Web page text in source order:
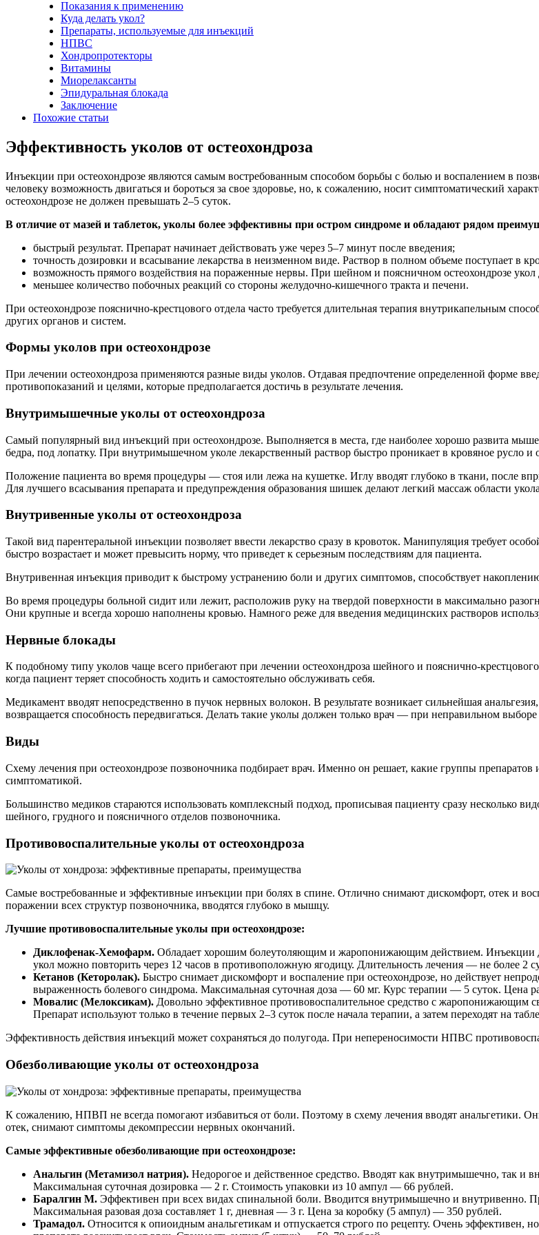
Показания к применению
Куда делать укол?
Препараты, используемые для инъекций
НПВС
Хондропротекторы
Витамины
Миорелаксанты
Эпидуральная блокада
Заключение
Похожие статьи
Эффективность уколов от остеохондроза
Инъекции при остеохондрозе являются самым востребованным способом борьбы с болью и воспалением в
человеку возможность двигаться и бороться за свое здоровье, но, к сожалению, носит симптоматический
остеохондрозе не должен превышать 2–5 суток.
В отличие от мазей и таблеток, уколы более эффективны при остром синдроме и обладают рядом
быстрый результат. Препарат начинает действовать уже через 5–7 минут после введения;
точность дозировки и всасывание лекарства в неизменном виде. Раствор в полном объеме поступает в
возможность прямого воздействия на пораженные нервы. При шейном и поясничном остеохондрозе
меньшее количество побочных реакций со стороны желудочно-кишечного тракта и печени.
При остеохондрозе пояснично-крестцового отдела часто требуется длительная терапия внутрикапельным
других органов и систем.
Формы уколов при остеохондрозе
При лечении остеохондроза применяются разные виды уколов. Отдавая предпочтение определенной форме
противопоказаний и целями, которые предполагается достичь в результате лечения.
Внутримышечные уколы от остеохондроза
Самый популярный вид инъекций при остеохондрозе. Выполняется в места, где наиболее хорошо развита
бедра, под лопатку. При внутримышечном уколе лекарственный раствор быстро проникает в кровяное русло и
Положение пациента во время процедуры — стоя или лежа на кушетке. Иглу вводят глубоко в ткани, после
Для лучшего всасывания препарата и предупреждения образования шишек делают легкий массаж области
Внутривенные уколы от остеохондроза
Такой вид парентеральной инъекции позволяет ввести лекарство сразу в кровоток. Манипуляция требует
быстро возрастает и может превысить норму, что приведет к серьезным последствиям для пациента.
Внутривенная инъекция приводит к быстрому устранению боли и других симптомов, способствует
Во время процедуры больной сидит или лежит, расположив руку на твердой поверхности в максимально
Они крупные и всегда хорошо наполнены кровью. Намного реже для введения медицинских растворов
Нервные блокады
К подобному типу уколов чаще всего прибегают при лечении остеохондроза шейного и пояснично-
когда пациент теряет способность ходить и самостоятельно обслуживать себя.
Медикамент вводят непосредственно в пучок нервных волокон. В результате возникает сильнейшая
возвращается способность передвигаться. Делать такие уколы должен только врач — при неправильном
Виды
Схему лечения при остеохондрозе позвоночника подбирает врач. Именно он решает, какие группы
симптоматикой.
Большинство медиков стараются использовать комплексный подход, прописывая пациенту сразу несколько
шейного, грудного и поясничного отделов позвоночника.
Противовоспалительные уколы от остеохондроза
Самые востребованные и эффективные инъекции при болях в спине. Отлично снимают дискомфорт, отек и
поражении всех структур позвоночника, вводятся глубоко в мышцу.
Лучшие противовоспалительные уколы при остеохондрозе:
Диклофенак-Хемофарм. Обладает хорошим болеутоляющим и жаропонижающим действием. Инъекции
укол можно повторить через 12 часов в противоположную ягодицу. Длительность лечения — не более 2
Кетанов (Кеторолак). Быстро снимает дискомфорт и воспаление при остеохондрозе, но действует
выраженность болевого синдрома. Максимальная суточная доза — 60 мг. Курс терапии — 5 суток. Цена
Мовалис (Мелоксикам). Довольно эффективное противовоспалительное средство с жаропонижающим
Препарат используют только в течение первых 2–3 суток после начала терапии, а затем переходят на
Эффективность действия инъекций может сохраняться до полугода. При непереносимости НПВС
Обезболивающие уколы от остеохондроза
К сожалению, НПВП не всегда помогают избавиться от боли. Поэтому в схему лечения вводят анальгетики.
отек, снимают симптомы декомпрессии нервных окончаний.
Самые эффективные обезболивающие при остеохондрозе:
Анальгин (Метамизол натрия). Недорогое и действенное средство. Вводят как внутримышечно, так и
Максимальная суточная дозировка — 2 г. Стоимость упаковки из 10 ампул — 66 рублей.
Баралгин М. Эффективен при всех видах спинальной боли. Вводится внутримышечно и внутривенно.
Максимальная разовая доза составляет 1 г, дневная — 3 г. Цена за коробку (5 ампул) — 350 рублей.
Трамадол. Относится к опиоидным анальгетикам и отпускается строго по рецепту. Очень эффективен,